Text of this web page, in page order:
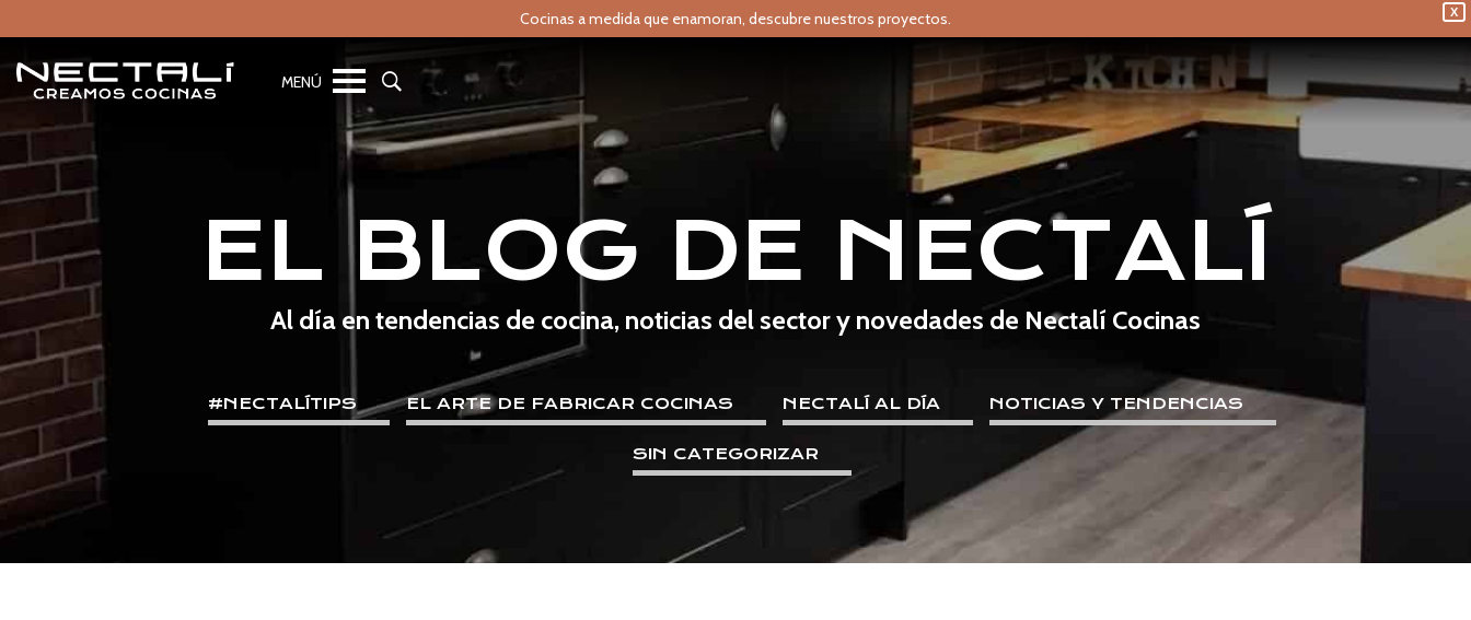
X
Cocinas a medida que enamoran, descubre nuestros proyectos.
EL BLOG DE NECTALÍ
Al día en tendencias de cocina, noticias del sector y novedades de Nectalí Cocinas
#NECTALÍTIPS EL ARTE DE FABRICAR COCINAS NECTALÍ AL DÍA NOTICIAS Y TENDENCIAS
SIN CATEGORIZAR